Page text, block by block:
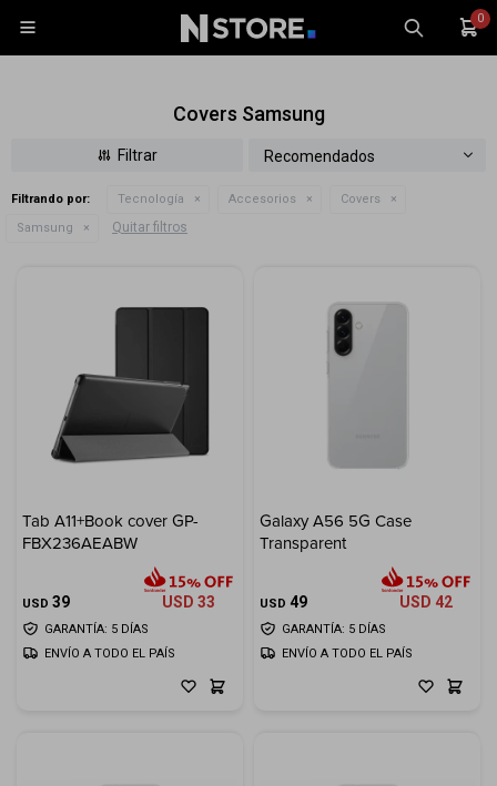
0

Covers Samsung
Recomendados
Filtrando por: Tecnología Accesorios
Covers
Samsung
Quitar filtros
Tab A11+Book cover GP-
FBX236AEABW
USD 39 USD 33
GARANTÍA: 5 DÍAS
ENVÍO A TODO EL PAÍS
Galaxy A56 5G Case
Transparent
USD 49 USD 42
GARANTÍA: 5 DÍAS
ENVÍO A TODO EL PAÍS
TV y Audio
Hogar
Celulares
Monitores